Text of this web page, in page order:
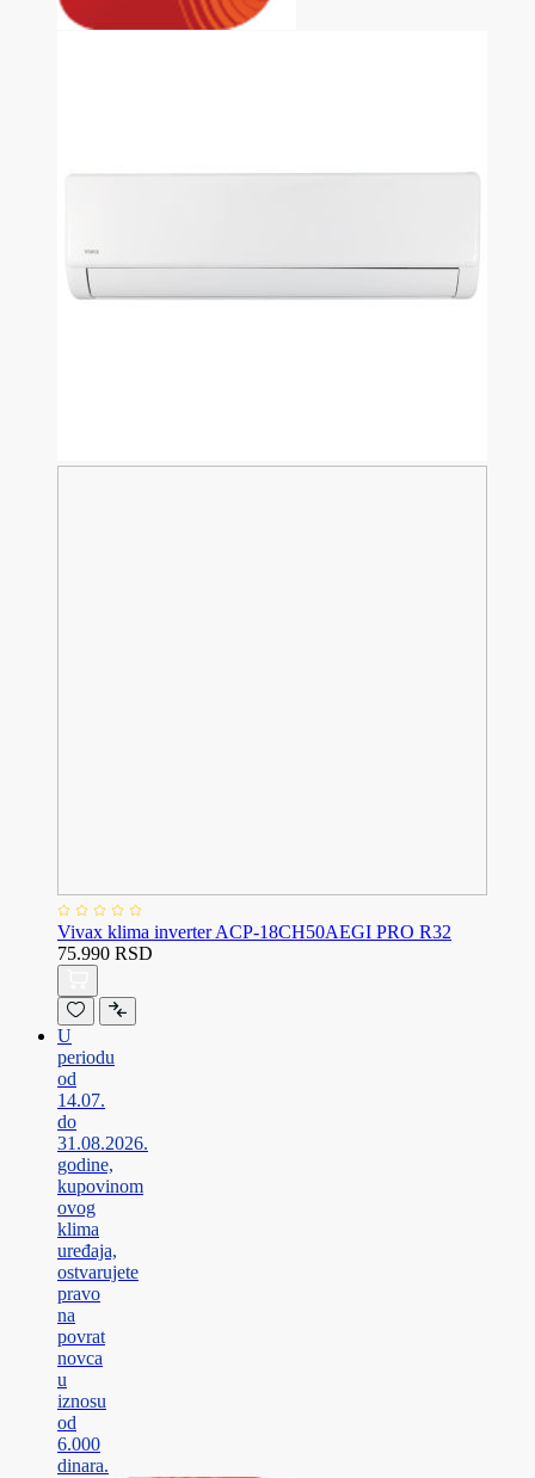
Vivax klima inverter ACP-18CH50AEGI PRO R32
75.990 RSD
U
periodu
od
14.07.
do
31.08.2026.
godine,
kupovinom
ovog
klima
uređaja,
ostvarujete
pravo
na
povrat
novca
u
iznosu
od
6.000
dinara.